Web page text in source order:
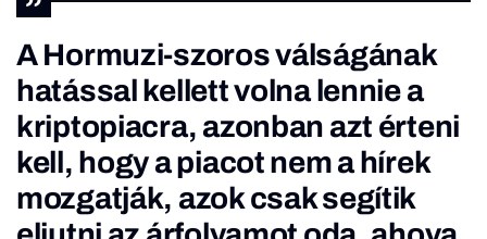
A Hormuzi-szoros válságának
hatással kellett volna lennie a
kriptopiacra, azonban azt érteni
kell, hogy a piacot nem a hírek
mozgatják, azok csak segítik